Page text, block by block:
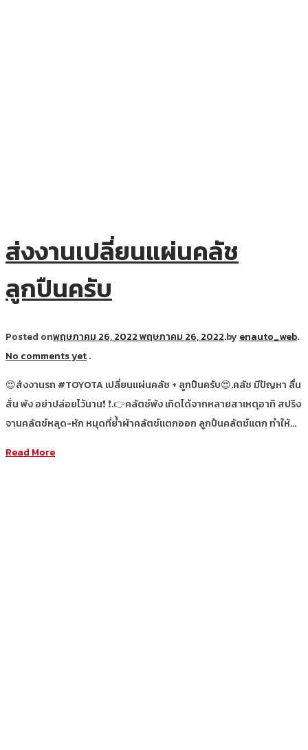
ส่งงานเปลี่ยนแผ่นคลัช
ลูกปืนครับ
Posted onพฤษภาคม 26, 2022พฤษภาคม 26, 2022.by enauto_web.
No comments yet.
😍ส่งงานรถ #TOYOTA เปลี่ยนแผ่นคลัช + ลูกปืนครับ😍.คลัช มีปัญหา ลื่น
สั่น พัง อย่าปล่อยไว้นาน❗ ❗.👉คลัตช์พัง เกิดได้จากหลายสาเหตุอาทิ สปริง
จานคลัตช์หลุด-หัก หมุดที่ย้ำผ้าคลัตช์แตกออก ลูกปืนคลัตช์แตก ทำให้…
Read More